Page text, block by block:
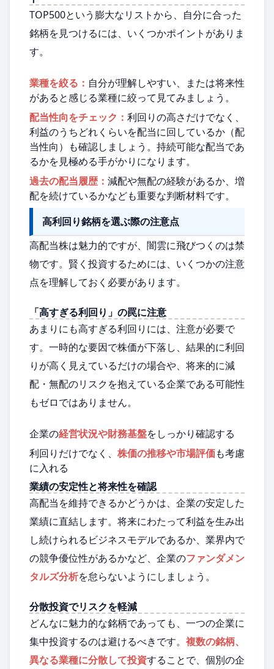
TOP500という膨大なリストから、自分に合った
銘柄を見つけるには、いくつかポイントがありま
す。
業種を絞る： 自分が理解しやすい、または将来性
があると感じる業種に絞って見てみましょう。
配当性向をチェック： 利回りの高さだけでなく、
利益のうちどれくらいを配当に回しているか（配
当性向）も確認しましょう。持続可能な配当であ
るかを見極める手がかりになります。
過去の配当履歴： 減配や無配の経験があるか、増
配を続けているかなども重要な判断材料です。
高利回り銘柄を選ぶ際の注意点
高配当株は魅力的ですが、闇雲に飛びつくのは禁
物です。賢く投資するためには、いくつかの注意
点を理解しておく必要があります。
「高すぎる利回り」の罠に注意
あまりにも高すぎる利回りには、注意が必要で
す。一時的な要因で株価が下落し、結果的に利回
りが高く見えているだけの場合や、将来的に減
配・無配のリスクを抱えている企業である可能性
もゼロではありません。
企業の経営状況や財務基盤をしっかり確認する
利回りだけでなく、 株価の推移や市場評価も考慮
に入れる
業績の安定性と将来性を確認
高配当を維持できるかどうかは、企業の安定した
業績に直結します。将来にわたって利益を生み出
し続けられるビジネスモデルであるか、業界内で
の競争優位性があるかなど、企業のファンダメン
タルズ分析を怠らないようにしましょう。
分散投資でリスクを軽減
どんなに魅力的な銘柄であっても、一つの企業に
集中投資するのは避けるべきです。 複数の銘柄、
異なる業種に分散して投資することで、個別の企